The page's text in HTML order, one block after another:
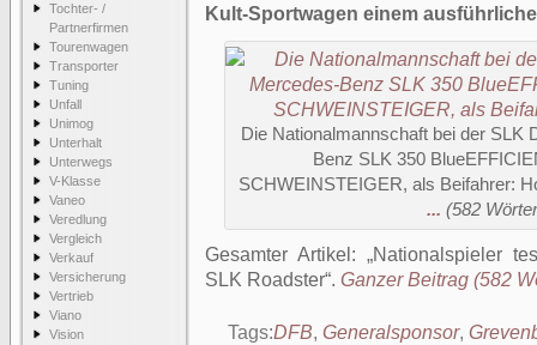
Tochter- /
Partnerfirmen
Tourenwagen
Transporter
Tuning
Unfall
Unimog
Unterhalt
Unterwegs
V-Klasse
Vaneo
Veredlung
Vergleich
Verkauf
Versicherung
Vertrieb
Viano
Vision
Kult-Sportwagen einem
Die Nationalmannschaft bei der SLK
Benz SLK 350
SCHWEINSTEIGER, als Beifahrer:
... (582
Gesamter Artikel:
Nationalspieler
SLK Roadster . Ganzer Beitrag (582
Tags:DFB, Generalsponsor,